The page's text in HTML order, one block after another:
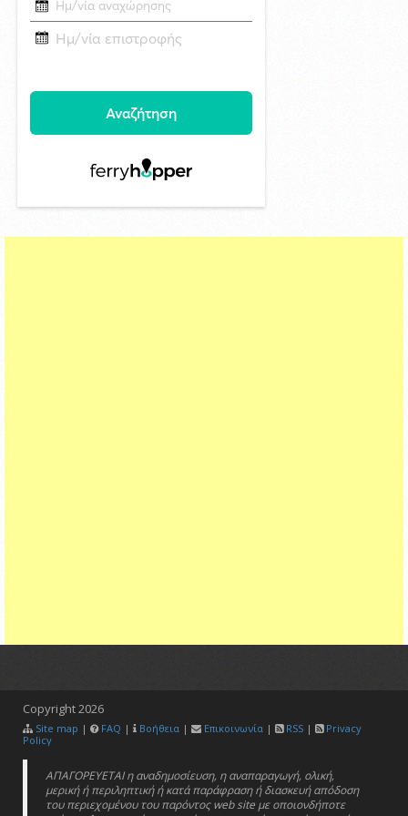
Copyright2026
Site map | FAQ | Βοήθεια | Επικοινωνία | RSS |
Privacy
Policy
ΑΠΑΓΟΡΕΥΕΤΑΙ η αναδημοσίευση, η αναπαραγωγή, ολική,
μερική ή περιληπτική ή κατά παράφραση ή διασκευή απόδοση
του περιεχομένου του παρόντος web site με οποιονδήποτε